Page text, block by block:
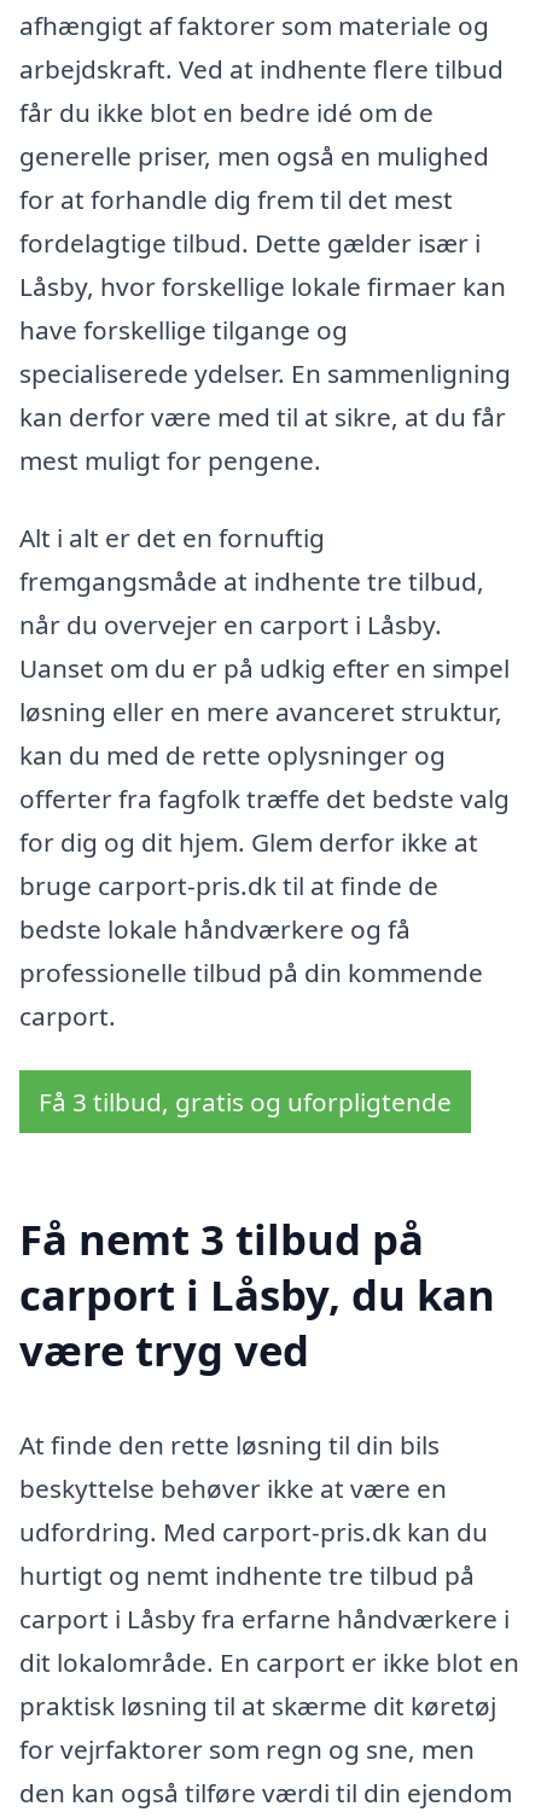
afhængigt af faktorer som materiale og
arbejdskraft. Ved at indhente flere tilbud
får du ikke blot en bedre idé om de
generelle priser, men også en mulighed
for at forhandle dig frem til det mest
fordelagtige tilbud. Dette gælder især i
Låsby, hvor forskellige lokale firmaer kan
have forskellige tilgange og
specialiserede ydelser. En sammenligning
kan derfor være med til at sikre, at du får
mest muligt for pengene.
Alt i alt er det en fornuftig
fremgangsmåde at indhente tre tilbud,
når du overvejer en carport i Låsby.
Uanset om du er på udkig efter en simpel
løsning eller en mere avanceret struktur,
kan du med de rette oplysninger og
offerter fra fagfolk træffe det bedste valg
for dig og dit hjem. Glem derfor ikke at
bruge carport-pris.dk til at finde de
bedste lokale håndværkere og få
professionelle tilbud på din kommende
carport.
Få 3 tilbud, gratis og uforpligtende
Få nemt 3 tilbud på
carport i Låsby, du kan
være tryg ved
At finde den rette løsning til din bils
beskyttelse behøver ikke at være en
udfordring. Med carport-pris.dk kan du
hurtigt og nemt indhente tre tilbud på
carport i Låsby fra erfarne håndværkere i
dit lokalområde. En carport er ikke blot en
praktisk løsning til at skærme dit køretøj
for vejrfaktorer som regn og sne, men
den kan også tilføre værdi til din ejendom